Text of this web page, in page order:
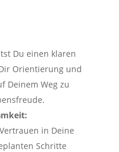
Du einen klaren
Orientierung und
Deinem Weg zu
in Deine
Schritte